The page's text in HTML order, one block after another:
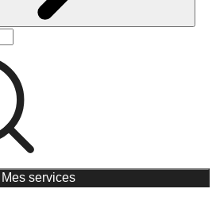
Mes services